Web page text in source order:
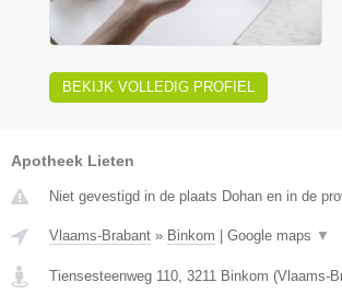
BEKIJK VOLLEDIG PROFIEL
Apotheek Lieten
Niet gevestigd in de plaats Dohan en in de
Vlaams-Brabant » Binkom | Google maps ▼
Tiensesteenweg 110 3211 Binkom (Vlaams-